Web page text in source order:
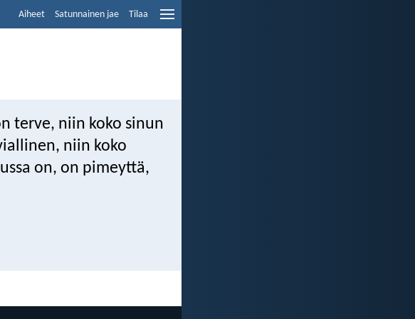
Aiheet Satunnainen jae Tilaa
terve, niin koko sinun
niin koko
on, on pimeyttä,